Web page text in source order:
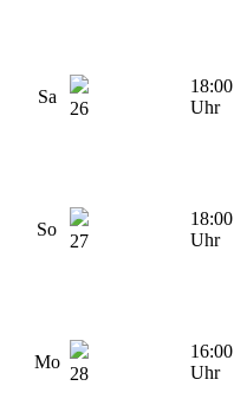
Sa
26
18:00
Uhr
So
27
18:00
Uhr
Mo
28
16:00
Uhr